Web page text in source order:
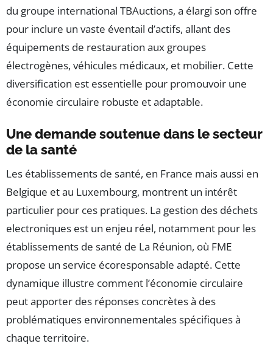
du groupe international TBAuctions, a élargi son offre
pour inclure un vaste éventail d’actifs, allant des
équipements de restauration aux groupes
électrogènes, véhicules médicaux, et mobilier. Cette
diversification est essentielle pour promouvoir une
économie circulaire robuste et adaptable.
Une demande soutenue dans le secteur
de la santé
Les établissements de santé, en France mais aussi en
Belgique et au Luxembourg, montrent un intérêt
particulier pour ces pratiques. La gestion des déchets
electroniques est un enjeu réel, notamment pour les
établissements de santé de La Réunion, où FME
propose un service écoresponsable adapté. Cette
dynamique illustre comment l’économie circulaire
peut apporter des réponses concrètes à des
problématiques environnementales spécifiques à
chaque territoire.